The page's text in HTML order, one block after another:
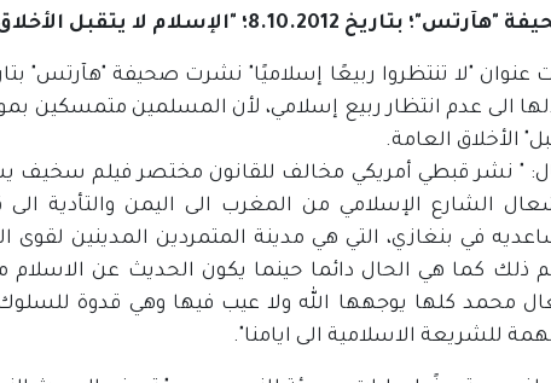
بتاريخ 8.10.2012؛ "الإسلام لا يتقبل الأخلاق العامة"
الى عدم انتظار ربيع إسلامي، لأن المسلمين متمسكين
الأخلاق العامة.
" نشر قبطي أمريكي مخالف للقانون مختصر فيلم سخيف
الشارع الإسلامي من المغرب الى اليمن والتأدية
في بنغازي، التي هي مدينة المتمردين المدينين لقوى
ذلك كما هي الحال دائما حينما يكون الحديث عن
محمد كلها يوجهها الله ولا عيب فيها وهي قدوة
للشريعة الاسلامية الى ايامنا".